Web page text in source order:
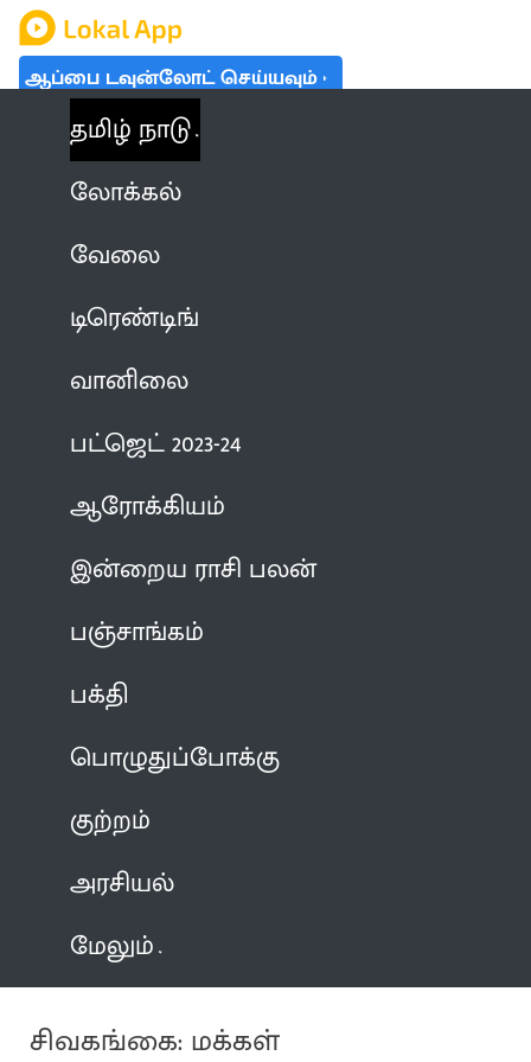
ஆப்பை டவுன்லோட் செய்யவும்
தமிழ் நாடு
லோக்கல்
வேலை
டிரெண்டிங்
வானிலை
பட்ஜெட் 2023-24
ஆரோக்கியம்
இன்றைய ராசி பலன்
பஞ்சாங்கம்
பக்தி
பொழுதுப்போக்கு
குற்றம்
அரசியல்
மேலும்
சிவகங்கை: மக்கள்